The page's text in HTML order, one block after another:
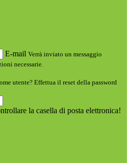
E-mail Verrà inviato un messaggio
necessarie.
utente? Effettua il reset della password
la casella di posta elettronica!